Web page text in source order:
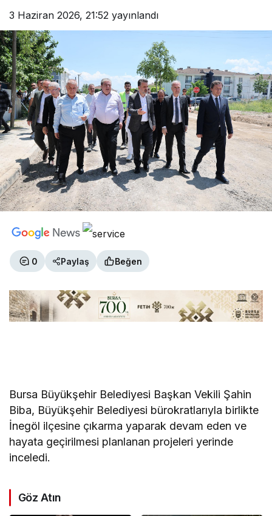
3 Haziran 2026, 21:52 yayınlandı
0 Paylaş Beğen
Bursa Büyükşehir Belediyesi Başkan Vekili Şahin
Biba, Büyükşehir Belediyesi bürokratlarıyla birlikte
İnegöl ilçesine çıkarma yaparak devam eden ve
hayata geçirilmesi planlanan projeleri yerinde
inceledi.
Göz Atın